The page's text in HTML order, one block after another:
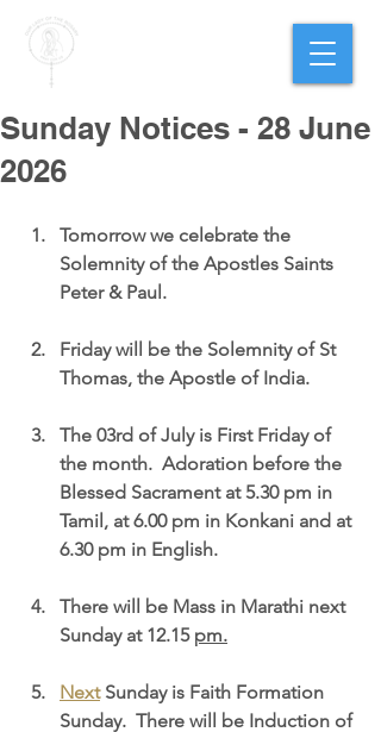
Sunday Notices - 28 June
2026
Tomorrow we celebrate the
Solemnity of the Apostles Saints
Peter & Paul.
Friday will be the Solemnity of St
Thomas, the Apostle of India.
The 03rd of July is First Friday of
the month.  Adoration before the
Blessed Sacrament at 5.30 pm in
Tamil, at 6.00 pm in Konkani and at
6.30 pm in English.
There will be Mass in Marathi next
Sunday at 12.15 pm.
Next Sunday is Faith Formation
Sunday.  There will be Induction of